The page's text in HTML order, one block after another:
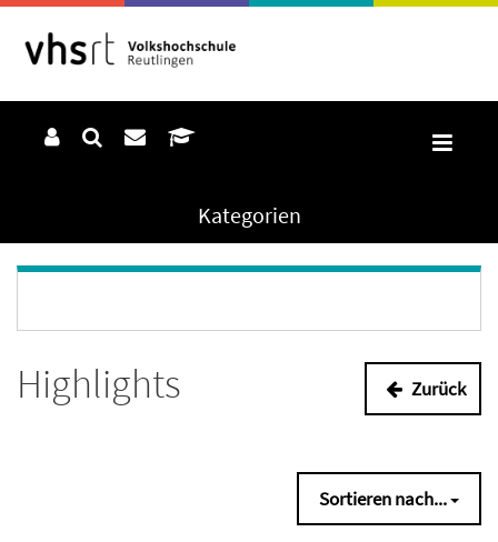
Kategorien
Highlights Zurück
Sortieren nach...